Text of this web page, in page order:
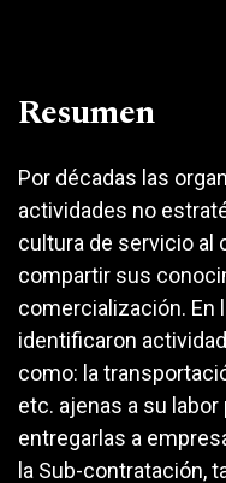
Resumen
Por décadas las
actividades no
cultura de servicio al
compartir sus
comercialización. En
identificaron
como: la
etc. ajenas a su
entregarlas a
la Sub-contratación,